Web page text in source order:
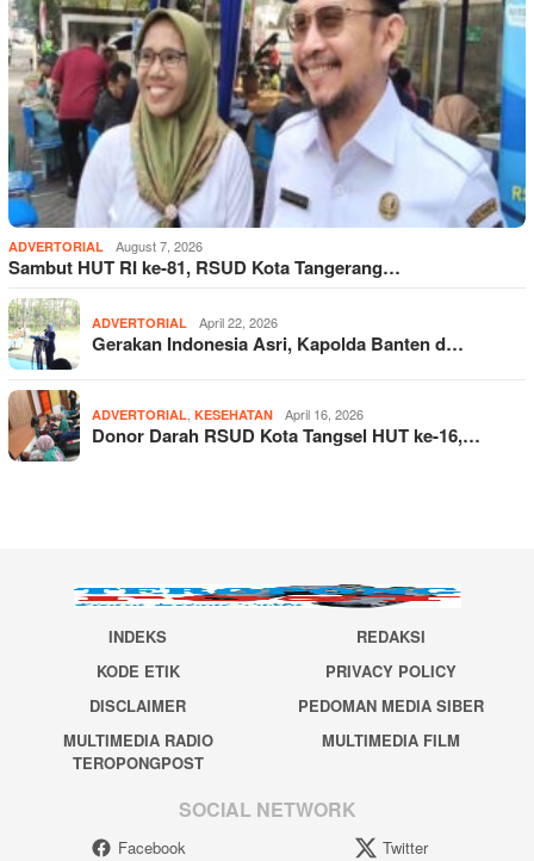
ADVERTORIAL August 7, 2026
Sambut HUT RI ke-81, RSUD Kota Tangerang…
ADVERTORIAL April 22, 2026
Gerakan Indonesia Asri, Kapolda Banten d…
ADVERTORIAL KESEHATAN April 16, 2026
Donor Darah RSUD Kota Tangsel HUT ke-16,…
INDEKS
REDAKSI
KODE ETIK
PRIVACY POLICY
DISCLAIMER
PEDOMAN MEDIA SIBER
MULTIMEDIA RADIO
TEROPONGPOST
MULTIMEDIA FILM
SOCIAL NETWORK
Facebook Twitter